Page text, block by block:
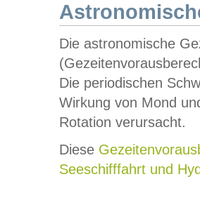
Die astronomische
Die periodischen
Wirkung von Mond
Rotation verursacht.
Diese
Seeschifffahrt und